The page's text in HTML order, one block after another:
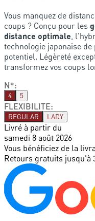
Vous manquez de
coups ? Conçu pour les
distance optimale ,
technologie japonaise
potentiel. Légèreté
transformez vos coups
N°:
4 5
FLEXIBILITE:
REGULAR LADY
Livré à partir du
samedi 8 août 2026
Vous bénéficiez de la
Retours gratuits jusqu'à